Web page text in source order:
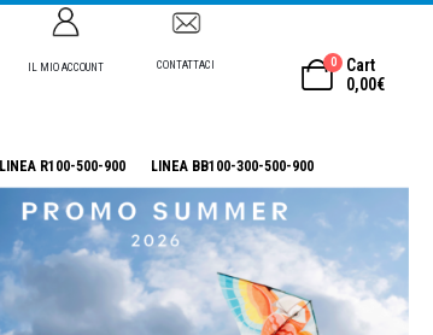
IL MIO ACCOUNT CONTATTACI 0
Cart
0,00€
LINEA R100-500-900 LINEA BB100-300-500-900